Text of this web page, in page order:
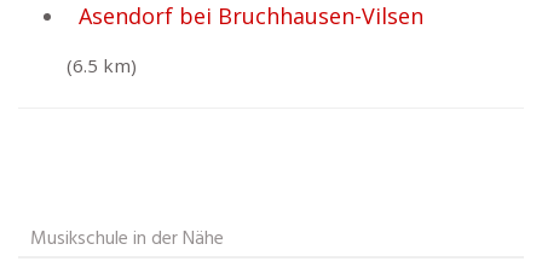
Asendorf bei Bruchhausen-Vilsen
(6.5 km)
Musikschule in der Nähe